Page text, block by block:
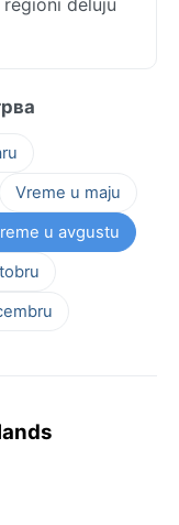
Vreme u maju
u avgustu